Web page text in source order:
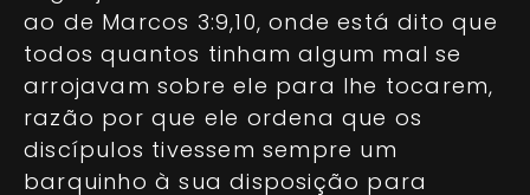
ao de Marcos 3:9,10, onde está dito que
todos quantos tinham algum mal se
arrojavam sobre ele para lhe tocarem,
razão por que ele ordena que os
discípulos tivessem sempre um
barquinho à sua disposição para